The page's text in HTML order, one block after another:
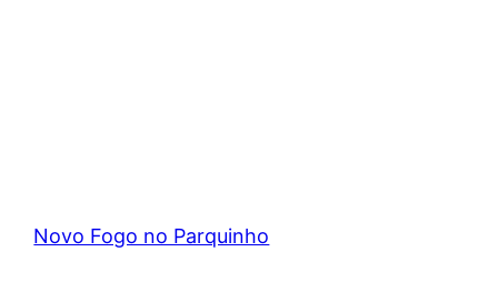
Novo Fogo no Parquinho